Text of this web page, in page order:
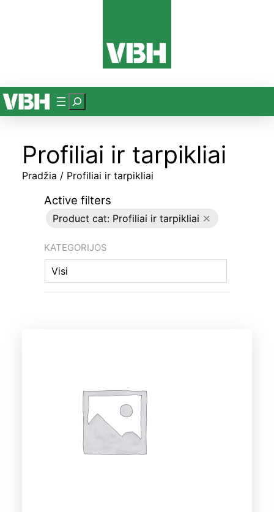
P
a
e
š
k
a
Profiliai ir tarpikliai
Pradžia / Profiliai ir tarpikliai
Active filters
Product cat: Profiliai ir tarpikliai
KATEGORIJOS
Visi